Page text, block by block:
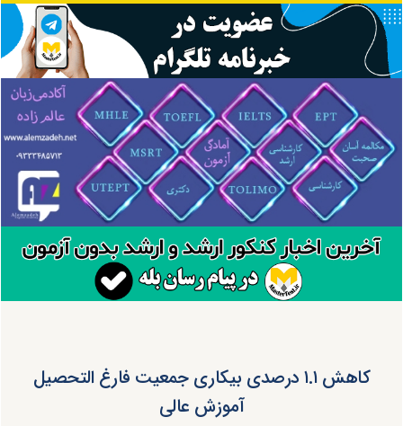
کاهش ۱.۱ درصدی بیکاری جمعیت فارغ التحصیل
آموزش عالی